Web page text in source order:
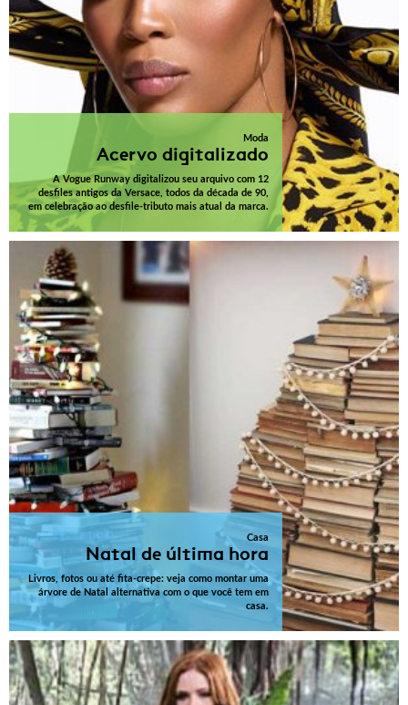
Moda
Acervo digitalizado
A Vogue Runway digitalizou seu arquivo com 12
desfiles antigos da Versace, todos da década de 90,
em celebração ao desfile-tributo mais atual da marca.
Casa
Natal de última hora
Livros, fotos ou até fita-crepe: veja como montar uma
árvore de Natal alternativa com o que você tem em
casa.